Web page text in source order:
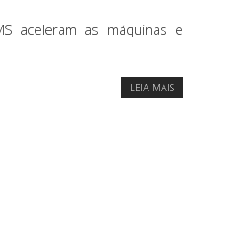
aceleram as máquinas e
LEIA MAIS